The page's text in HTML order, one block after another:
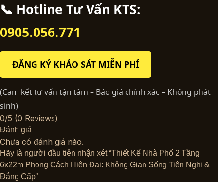
📞 Hotline Tư Vấn KTS:
0905.056.771
ĐĂNG KÝ KHẢO SÁT MIỄN PHÍ
(Cam kết tư vấn tận tâm – Báo giá chính xác – Không phát
sinh)
0/5 (0 Reviews)
Đánh giá
Chưa có đánh giá nào.
Hãy là người đầu tiên nhận xét “Thiết Kế Nhà Phố 2 Tầng
6x22m Phong Cách Hiện Đại: Không Gian Sống Tiện Nghi &
Đẳng Cấp”